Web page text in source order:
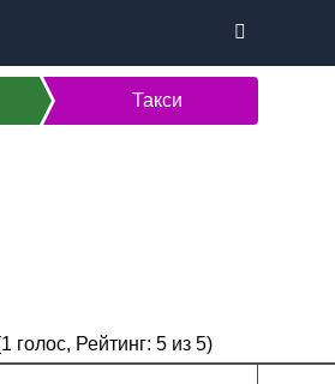
Такси
1 голос, Рейтинг: 5из 5)